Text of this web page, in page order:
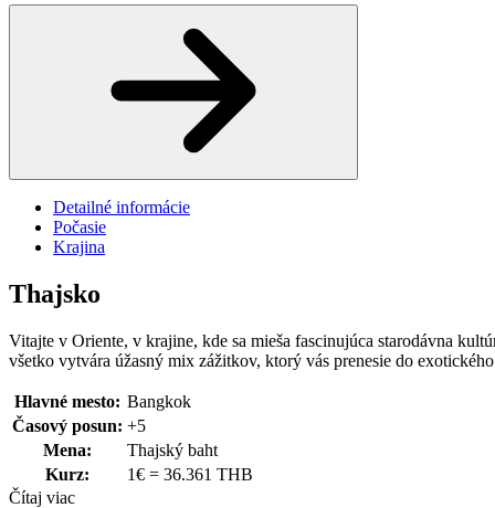
Detailné informácie
Počasie
Krajina
Thajsko
Vitajte v Oriente, v krajine, kde sa mieša fascinujúca starodávna
všetko vytvára úžasný mix zážitkov, ktorý vás prenesie do
Hlavné mesto: Bangkok
Časový posun: +5
Mena:
Thajský baht
Kurz:
1€ = 36.361 THB
Čítaj viac